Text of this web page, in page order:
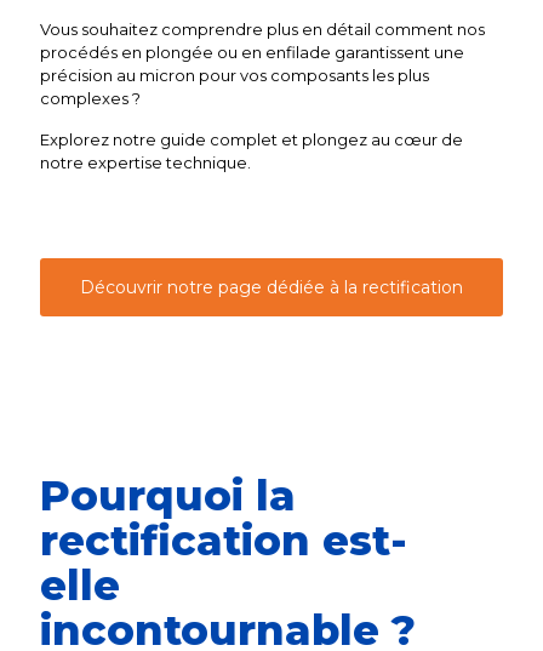
Vous souhaitez comprendre plus en détail comment nos
procédés en plongée ou en enfilade garantissent une
précision au micron pour vos composants les plus
complexes ?
Explorez notre guide complet et plongez au cœur de
notre expertise technique.
Découvrir notre page dédiée à la rectification
Pourquoi la
rectification est-
elle
incontournable ?